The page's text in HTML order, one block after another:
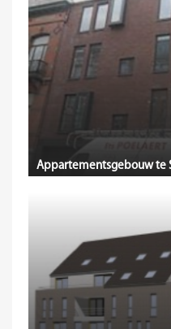
Appartementsgebouw te